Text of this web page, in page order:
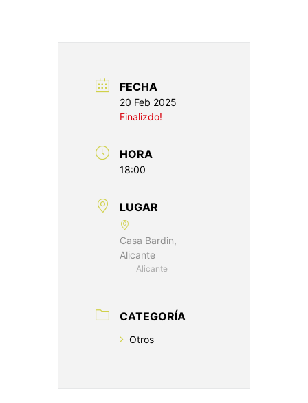
FECHA
20 Feb 2025
Finalizdo!
HORA
18:00
LUGAR
Casa Bardin,
Alicante
Alicante
CATEGORÍA
Otros